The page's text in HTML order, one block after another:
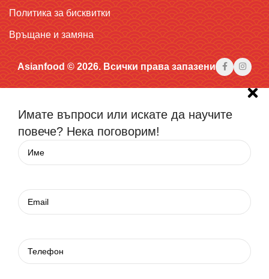
Политика за бисквитки
Връщане и замяна
Asianfood © 2026. Всички права запазени
Имате въпроси или искате да научите
повече? Нека поговорим!